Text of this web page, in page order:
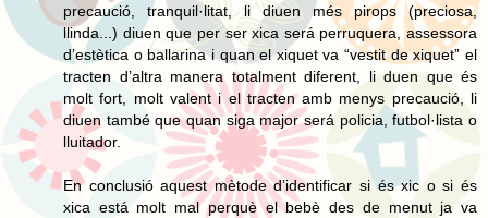
precaució, tranquil·litat, li diuen més pirops (preciosa,
llinda...) diuen que per ser xica será perruquera, assessora
d’estètica o ballarina i quan el xiquet va “vestit de xiquet” el
tracten d’altra manera totalment diferent, li duen que és
molt fort, molt valent i el tracten amb menys precaució, li
diuen també que quan siga major será policia, futbol·lista o
lluitador.
En conclusió aquest mètode d’identificar si és xic o si és
xica está molt mal perquè el bebè des de menut ja va